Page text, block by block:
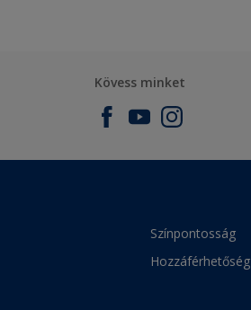
Kövess minket
Színpontosság
Hozzáférhetőség